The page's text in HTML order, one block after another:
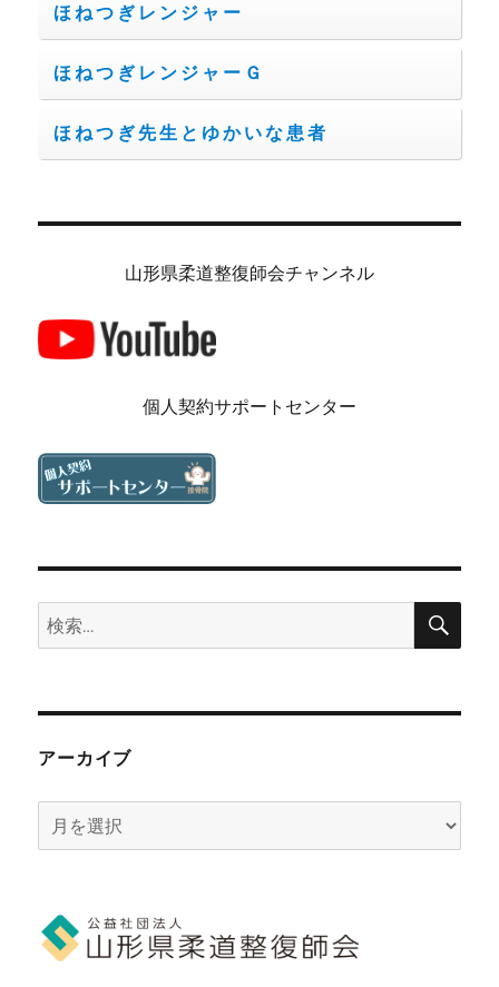
ほねつぎレンジャー
ほねつぎレンジャーＧ
ほねつぎ先生とゆかいな患者
山形県柔道整復師会チャンネル
個人契約サポートセンター
検
索:
検
アーカイブ
ー
ブ